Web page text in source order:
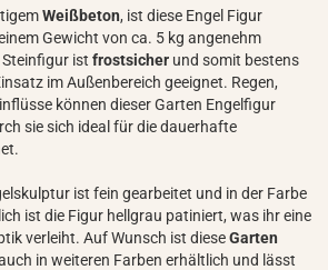
Weißbeton, ist diese Engel Figur
Gewicht von ca. 5 kg angenehm
ist frostsicher und somit bestens
im Außenbereich geeignet. Regen,
können dieser Garten Engelfigur
sie sich ideal für die dauerhafte
ist fein gearbeitet und in der Farbe
ist die Figur hellgrau patiniert, was ihr eine
verleiht. Auf Wunsch ist dieseGarten
in weiteren Farben erhältlich und lässt